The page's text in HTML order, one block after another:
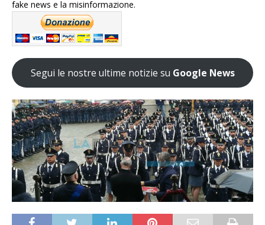
fake news e la misinformazione.
Segui le nostre ultime notizie su Google News